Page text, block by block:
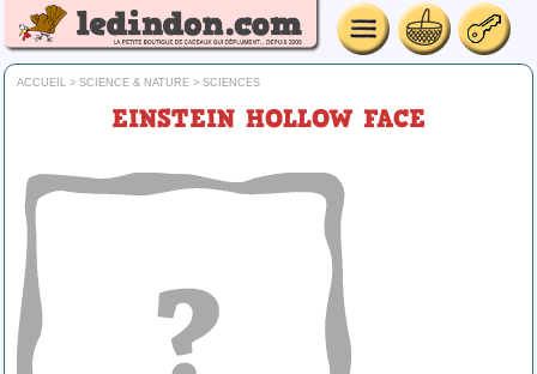
ACCUEIL > SCIENCE & NATURE > SCIENCES
EINSTEIN HOLLOW FACE